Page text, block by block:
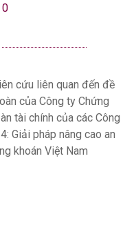
0
cứu liên quan đến đề
của Công ty Chứng
tài chính của các Công
Giải pháp nâng cao an
khoán Việt Nam